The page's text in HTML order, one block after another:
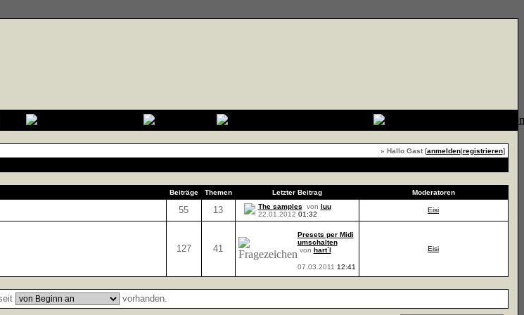
» Hallo Gast [anmelden|registrieren]
Beiträge Themen Letzter Beitrag Moderatoren
55 13 The samples von luu
22.01.2012 01:32
Eisi
127 41
Presets per Midi
umschalten
von hart´l
07.03.2011 12:41
Eisi
vorhanden.